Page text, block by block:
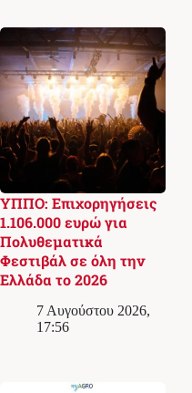
ΥΠΠΟ: Επιχορηγήσεις
1.106.000 ευρώ για
Πολυθεματικά
Φεστιβάλ σε όλη την
Ελλάδα το 2026
7 Αυγούστου 2026,
17:56